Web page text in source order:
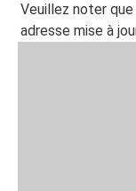
Veuillez noter
adresse mise à